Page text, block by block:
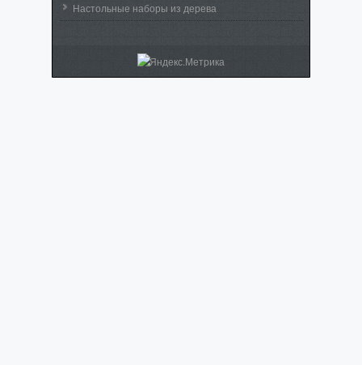
Настольные наборы из дерева